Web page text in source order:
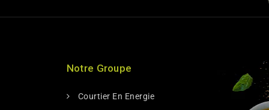
Notre Groupe
Courtier En Energie